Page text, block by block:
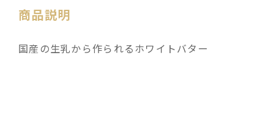
商品説明
国産の生乳から作られるホワイトバター